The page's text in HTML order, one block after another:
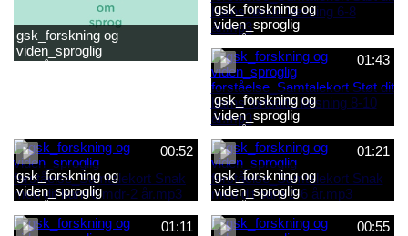
gsk_forskning og
viden_sproglig
forståelse_Barnets sproglige
gsk_forskning og
viden_sproglig
forståelse_Samtalekort Støt
dit barns første læsning 6-8
år.mp3
01:43
gsk_forskning og
viden_sproglig
forståelse_Samtalekort Støt
dit barns fortsatte læsning 8-
10 år.mp3
00:52
gsk_forskning og
viden_sproglig
forståelse_Samtalekort Snak
med dit barn 6 mdr-2 år.mp3
01:21
gsk_forskning og
viden_sproglig
forståelse_Samtalekort Snak
med dit barn 2-6 år.mp3
01:11
00:55